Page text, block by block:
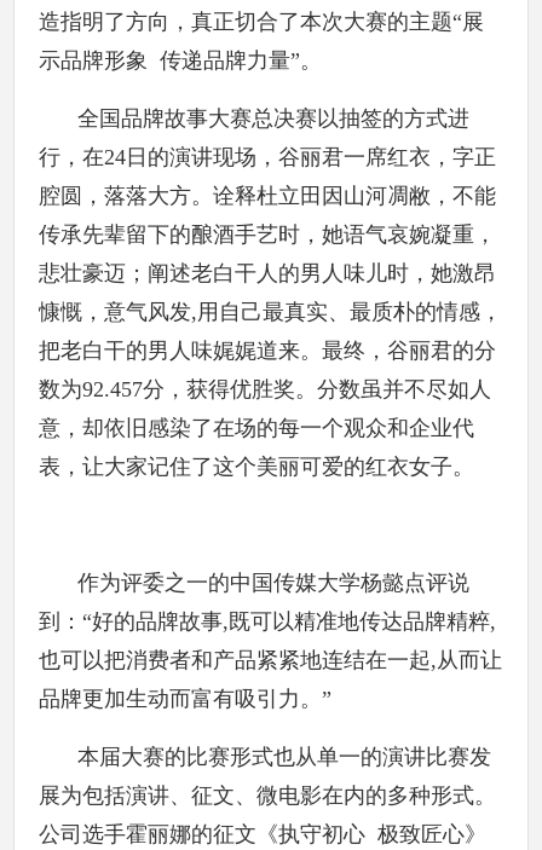
造指明了方向，真正切合了本次大赛的主题“展
示品牌形象 传递品牌力量”。
全 国品牌故事大赛总决赛以抽签的方式进
行，在24日的演讲现场，谷丽君一席红衣，字正
腔圆，落落大方。诠释杜立田因山河凋敝，不能
传承先辈留下的酿酒手艺时，她语气哀婉凝重，
悲壮豪迈；阐述老白干人的男人味儿时，她激昂
慷慨，意气风发,用自己最真实、最质朴的情感，
把老白干的男人味娓娓道来。最终，谷丽君的分
数为92.457分，获得优胜奖。分数虽并不尽如人
意，却依旧感染了在场的每一个观众和企业代
表，让大家记住了这个美丽可爱的红衣女子。
作为评委之一的中国传媒大学杨懿点评说
到：“好的品牌故事,既可以精准地传达品牌精粹,
也可以把消费者和产品紧紧地连结在一起,从而让
品牌更加生动而富有吸引力。”
本届大赛的比赛形式也从单一的演讲比赛发
展为包括演讲、征文、微电影在内的多种形式。
公司选手霍丽娜的征文《执守初心 极致匠心》